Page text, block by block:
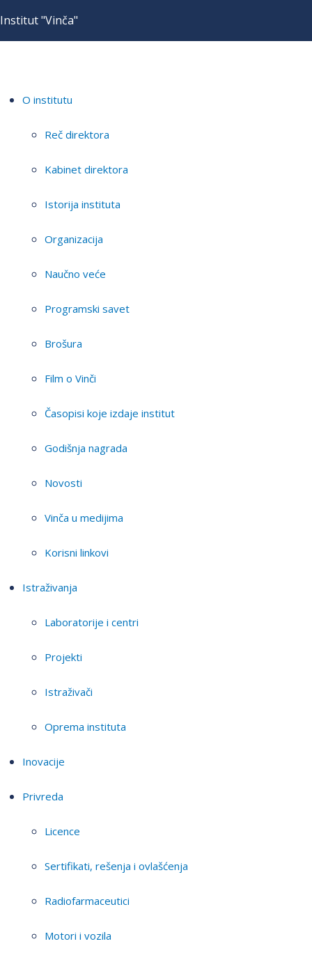
Institut "Vinča"
O institutu
Reč direktora
Kabinet direktora
Istorija instituta
Organizacija
Naučno veće
Programski savet
Brošura
Film o Vinči
Časopisi koje izdaje institut
Godišnja nagrada
Novosti
Vinča u medijima
Korisni linkovi
Istraživanja
Laboratorije i centri
Projekti
Istraživači
Oprema instituta
Inovacije
Privreda
Licence
Sertifikati, rešenja i ovlašćenja
Radiofarmaceutici
Motori i vozila